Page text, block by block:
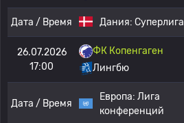
Дата / Время Дания: Суперлига
26.07.2026
17:00
ФК Копенгаген
Лингбю
Дата / Время
Европа: Лига
конференций